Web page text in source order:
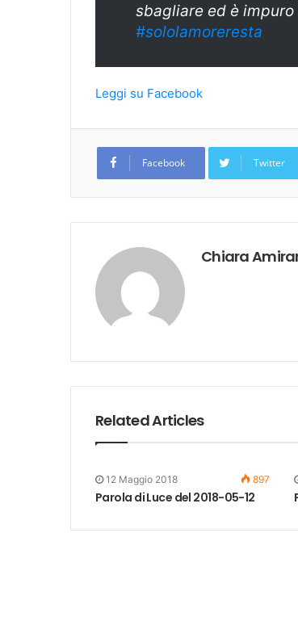
sbagliare ed è impuro
#sololamoreresta
Leggi su Facebook
Facebook Twitter
Chiara
Related Articles
12 Maggio 2018 897
Parola di Luce del 2018-05-12